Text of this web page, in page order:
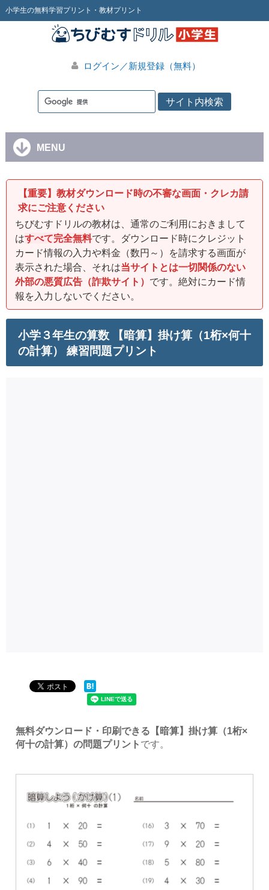
小学生の無料学習プリント・教材プリント
ログイン／新規登録（無料）
MENU
【重要】教材ダウンロード時の不審な画面・クレカ請
求にご注意ください
ちびむすドリルの教材は、通常のご利用におきまして
はすべて完全無料です。ダウンロード時にクレジット
カード情報の入力や料金（数円～）を請求する画面が
表示された場合、それは当サイトとは一切関係のない
外部の悪質広告（詐欺サイト） です。絶対にカード情
報を入力しないでください。
小学３年生の算数 【暗算】掛け算（1桁×何十
の計算） 練習問題プリント
無料ダウンロード・印刷できる【暗算】掛け算（1桁×
何十の計算）の問題プリント です。